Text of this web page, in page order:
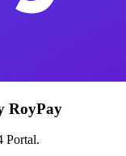
RoyPay
Portal.